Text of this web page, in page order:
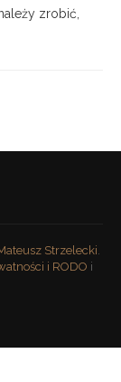
zrobić,
Strzelecki.
i RODO i